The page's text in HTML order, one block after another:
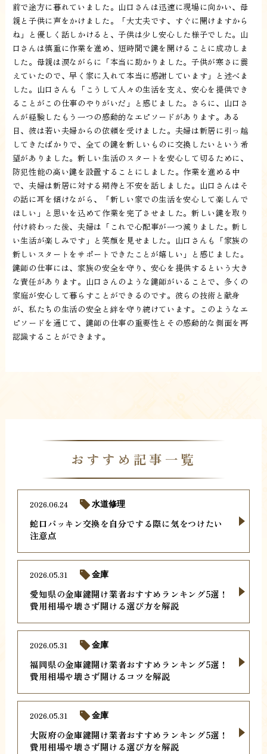
前で途方に暮れていました。山口さんは迅速に現場に向かい、母
親と子供に声をかけました。「大丈夫です、すぐに開けますから
ね」と優しく話しかけると、子供は少し安心した様子でした。山
口さんは慎重に作業を進め、短時間で鍵を開けることに成功しま
した。母親は涙ながらに「本当に助かりました。子供が寒さに震
えていたので、早く家に入れて本当に感謝しています」と述べま
した。山口さんも「こうして人々の生活を支え、安心を提供でき
ることがこの仕事のやりがいだ」と感じました。さらに、山口さ
んが経験したもう一つの感動的なエピソードがあります。ある
日、彼は若い夫婦からの依頼を受けました。夫婦は新居に引っ越
してきたばかりで、全ての鍵を新しいものに交換したいという希
望がありました。新しい生活のスタートを安心して切るために、
防犯性能の高い鍵を設置することにしました。作業を進める中
で、夫婦は新居に対する期待と不安を話しました。山口さんはそ
の話に耳を傾けながら、「新しい家での生活を安心して楽しんで
ほしい」と思いを込めて作業を完了させました。新しい鍵を取り
付け終わった後、夫婦は「これで心配事が一つ減りました。新し
い生活が楽しみです」と笑顔を見せました。山口さんも「家族の
新しいスタートをサポートできたことが嬉しい」と感じました。
鍵師の仕事には、家族の安全を守り、安心を提供するという大き
な責任があります。山口さんのような鍵師がいることで、多くの
家庭が安心して暮らすことができるのです。彼らの技術と献身
が、私たちの生活の安全と絆を守り続けています。このようなエ
ピソードを通じて、鍵師の仕事の重要性とその感動的な側面を再
認識することができます。
おすすめ記事一覧
蛇口パッキン交換を自分でする際に気をつけたい
注意点
2026.06.24 水道修理
愛知県の金庫鍵開け業者おすすめランキング5選！
費用相場や壊さず開ける選び方を解説
2026.05.31 金庫
福岡県の金庫鍵開け業者おすすめランキング5選！
費用相場や壊さず開けるコツを解説
2026.05.31 金庫
大阪府の金庫鍵開け業者おすすめランキング5選！
費用相場や壊さず開ける選び方を解説
2026.05.31 金庫